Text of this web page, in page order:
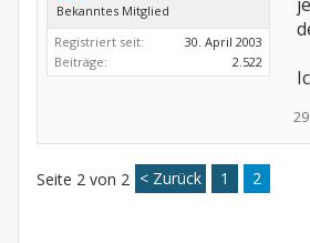
Bekanntes Mitglied
Registriert seit:
30. April 2003
Beiträge:
2.522
Seite 2 von 2 < Zurück 1 2